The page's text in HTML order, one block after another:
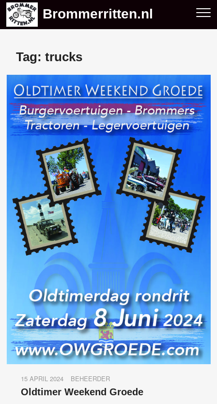
Skip
content
Brommerritten.nl
Tag:trucks
15 APRIL 2024 BEHEERDER
Oldtimer Weekend Groede